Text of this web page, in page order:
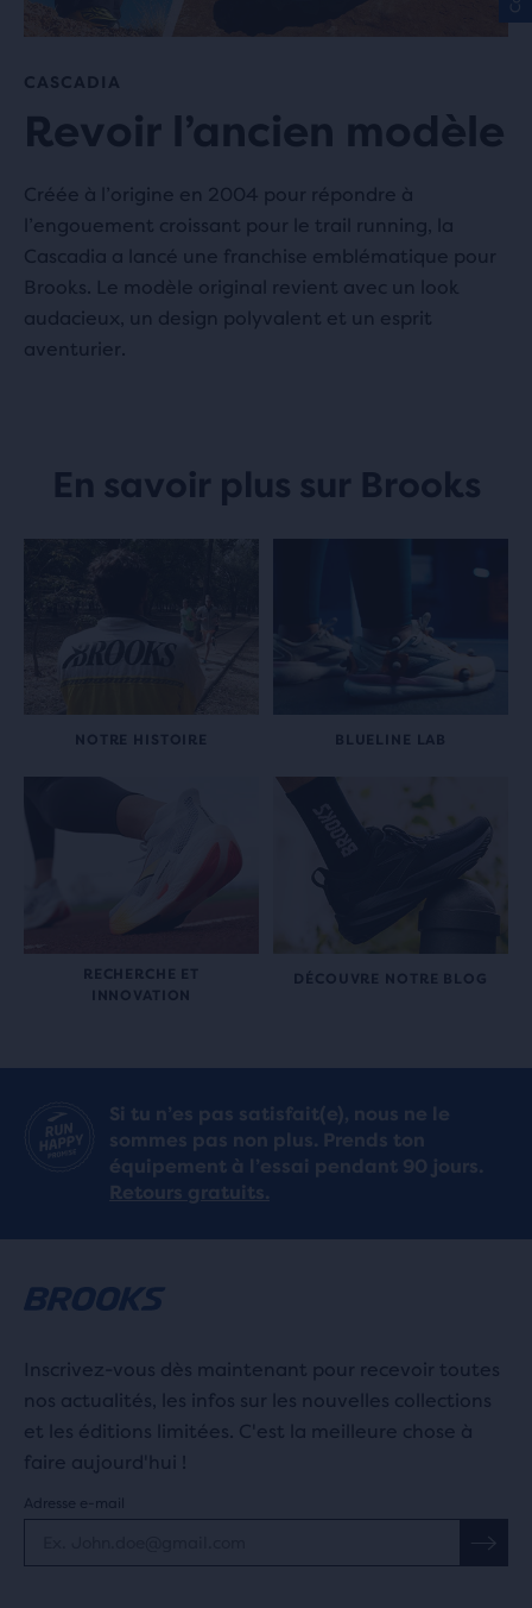
CASCADIA
Revoir l’ancien modèle
Créée à l’origine en 2004 pour répondre à
l’engouement croissant pour le trail running, la
Cascadia a lancé une franchise emblématique pour
Brooks. Le modèle original revient avec un look
audacieux, un design polyvalent et un esprit
aventurier.
En savoir plus sur Brooks
NOTRE HISTOIRE BLUELINE LAB
RECHERCHE ET
INNOVATION
DÉCOUVRE NOTRE BLOG
Si tu n’es pas satisfait(e), nous ne le
sommes pas non plus. Prends ton
équipement à l’essai pendant 90 jours.
Retours gratuits.
Inscrivez-vous dès maintenant pour recevoir toutes
nos actualités, les infos sur les nouvelles collections
et les éditions limitées. C'est la meilleure chose à
faire aujourd'hui !
Adresse e-mail